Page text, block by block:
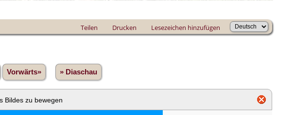
Teilen Drucken Lesezeichen hinzufügen
Vorwärts» » Diaschau